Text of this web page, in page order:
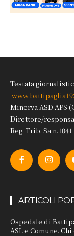
Testata
Minerva ASD APS
Direttore/
Reg. Trib. Sa
ARTICOLI
Ospedale di
ASL e Comune.